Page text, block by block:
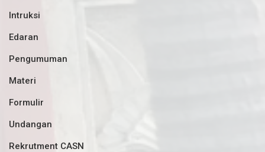
Intruksi
Edaran
Pengumuman
Materi
Formulir
Undangan
Rekrutment CASN